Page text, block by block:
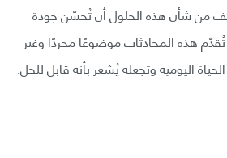
من شأن هذه الحلول أن تُحسّن جودة
تُقدّم هذه المحادثات موضوعًا مجردًا وغير
اليومية وتجعله يُشعر بأنه قابل للحل.